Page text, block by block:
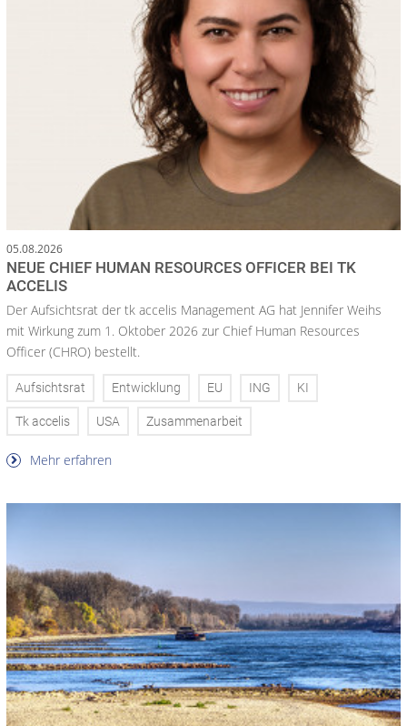
05.08.2026
NEUE CHIEF HUMAN RESOURCES OFFICER BEI TK
ACCELIS
Der Aufsichtsrat der tk accelis Management AG hat Jennifer Weihs
mit Wirkung zum 1. Oktober 2026 zur Chief Human Resources
Officer (CHRO) bestellt.
Aufsichtsrat Entwicklung EU ING KI
Tk accelis USA Zusammenarbeit
Mehr erfahren